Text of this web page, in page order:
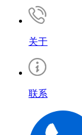
关于
联系